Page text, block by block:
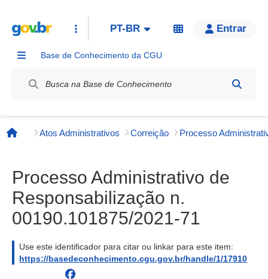
PT-BR Entrar
Base de Conhecimento da CGU
Página inicial
Atos Administrativos Correição
Processo Administrativo de
Responsabilização n.
00190.101875/2021-71
Use este identificador para citar ou linkar para este item:
https://basedeconhecimento.cgu.gov.br/handle/1/17910